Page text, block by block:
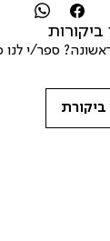
ביקורות
ספר/י